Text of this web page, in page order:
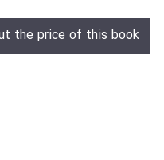
the price of this book